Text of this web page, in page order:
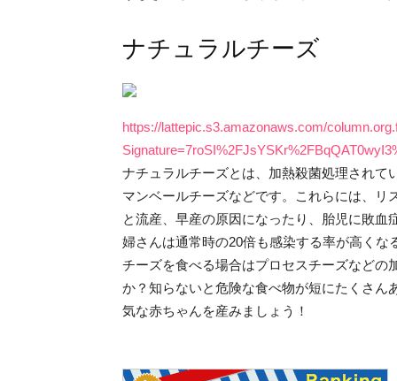
ナチュラルチーズ
https://lattepic.s3.amazonaws.com/
ナチュラルチーズとは、加熱殺菌処理されて
マンベールチーズなどです。これらには、
と流産、早産の原因になったり、胎児に敗
婦さんは通常時の20倍も感染する率が高く
チーズを食べる場合はプロセスチーズなどの
か？知らないと危険な食べ物が短にたくさん
気な赤ちゃんを産みましょう！